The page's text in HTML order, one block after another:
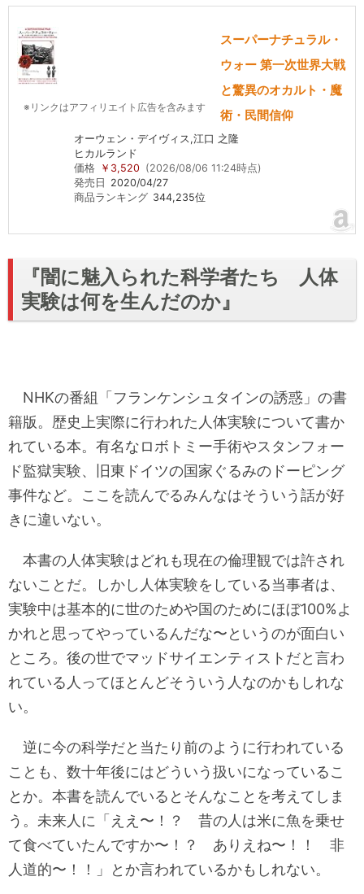
※リンクはアフィリエイト広告を含みます
スーパーナチュラル・
ウォー 第一次世界大戦
と驚異のオカルト・魔
術・民間信仰
オーウェン・デイヴィス,江口 之隆
ヒカルランド
価格 ￥3,520 (2026/08/06 11:24時点)
発売日 2020/04/27
商品ランキング 344,235位
『闇に魅入られた科学者たち 人体
実験は何を生んだのか』
NHKの番組「フランケンシュタインの誘惑」の書
籍版。歴史上実際に行われた人体実験について書か
れている本。有名なロボトミー手術やスタンフォー
ド監獄実験、旧東ドイツの国家ぐるみのドーピング
事件など。ここを読んでるみんなはそういう話が好
きに違いない。
本書の人体実験はどれも現在の倫理観では許され
ないことだ。しかし人体実験をしている当事者は、
実験中は基本的に世のためや国のためにほぼ100%よ
かれと思ってやっているんだな〜というのが面白い
ところ。後の世でマッドサイエンティストだと言わ
れている人ってほとんどそういう人なのかもしれな
い。
逆に今の科学だと当たり前のように行われている
ことも、数十年後にはどういう扱いになっているこ
とか。本書を読んでいるとそんなことを考えてしま
う。未来人に「ええ〜！？ 昔の人は米に魚を乗せ
て食べていたんですか〜！？ ありえね〜！！ 非
人道的〜！！」とか言われているかもしれない。